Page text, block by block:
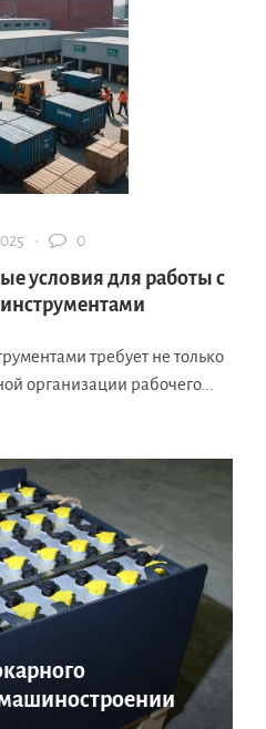
· 0
условия для работы с
требует не только
организации рабочего...